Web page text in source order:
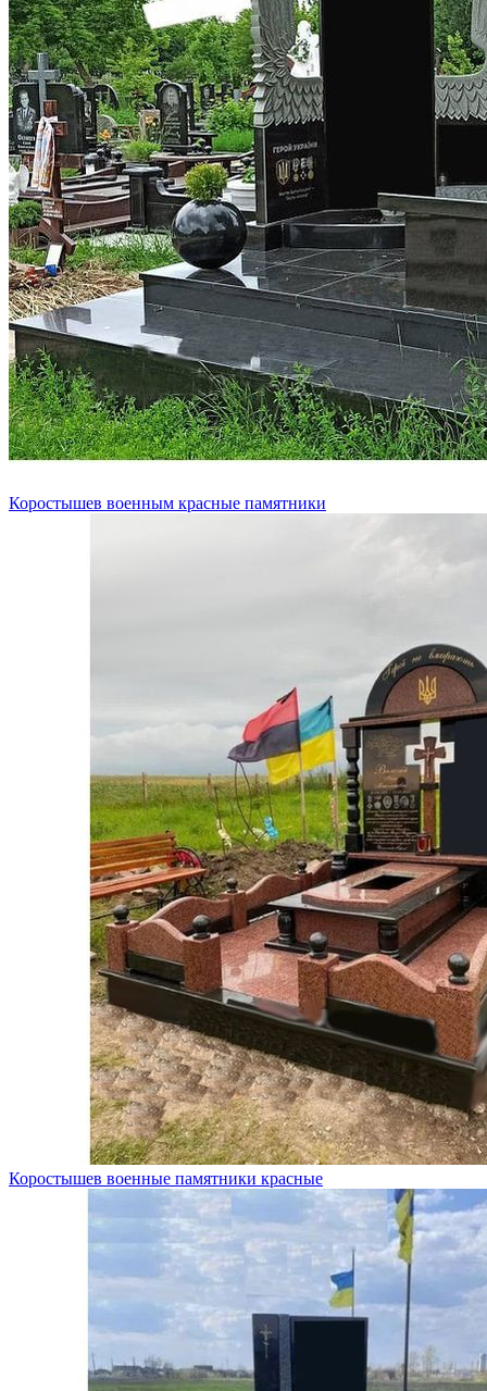
Коростышев военным красные памятники
Коростышев военные памятники красные